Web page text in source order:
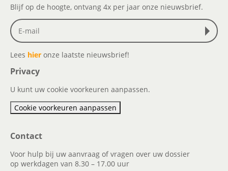
Blijf op de hoogte, ontvang 4x per jaar onze nieuwsbrief.
Lees hier onze laatste nieuwsbrief!
Privacy
U kunt uw cookie voorkeuren aanpassen.
Cookie voorkeuren aanpassen
Contact
Voor hulp bij uw aanvraag of vragen over uw dossier
op werkdagen van 8.30 – 17.00 uur